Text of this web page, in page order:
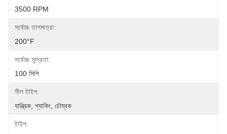
3500 RPM
সর্বোচ্চ তাপমাত্রা:
200°F
সর্বোচ্চ সান্দ্রতা:
100 সিপি
সীল টাইপ:
যান্ত্রিক, প্যাকিং, চৌম্বক
টাইপ: